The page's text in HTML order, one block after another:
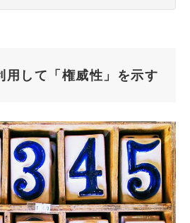
用して「権威性」を示す